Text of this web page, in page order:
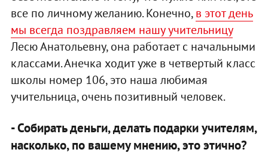
все по личному желанию. Конечно,в этот день
мы всегда поздравляем нашу учительницу
Лесю Анатольевну, она работает с начальными
классами. Анечка ходит уже в четвертый класс
школы номер 106, это наша любимая
учительница, очень позитивный человек.
- Собирать деньги, делать подарки учителям,
насколько, по вашему мнению, это этично?